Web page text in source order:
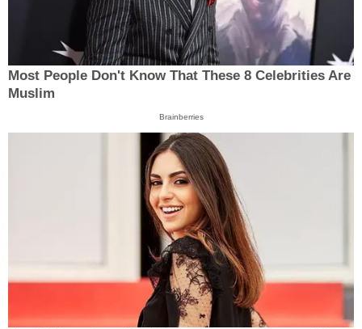
Most People Don't Know That These 8 Celebrities Are
Muslim
Brainberries